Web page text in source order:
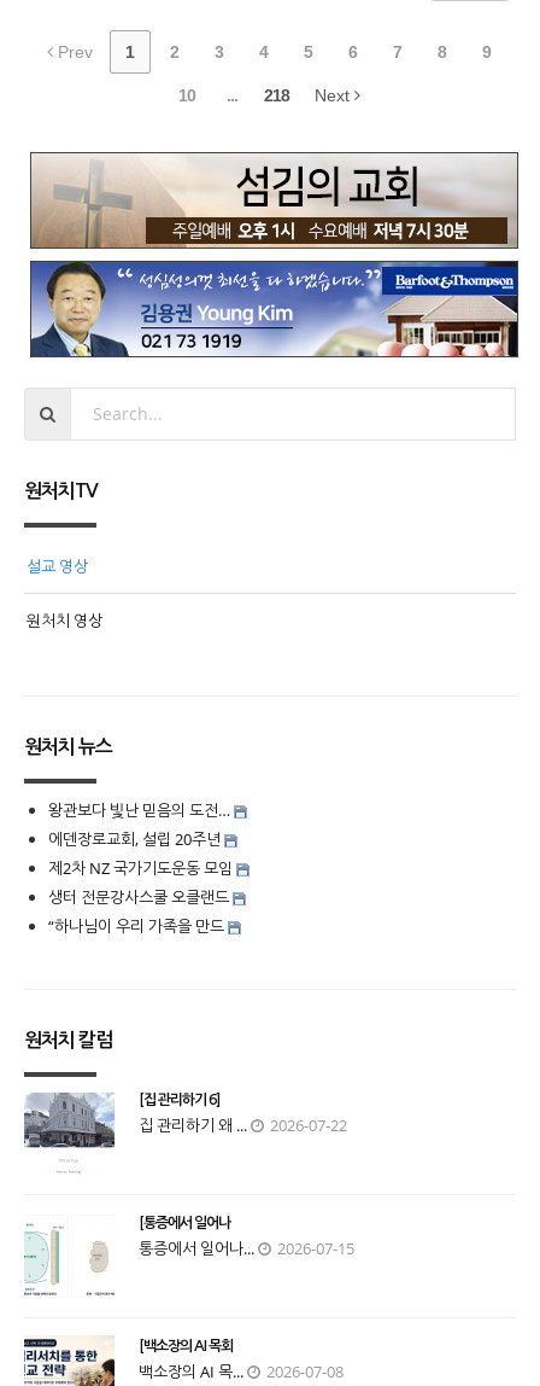
Prev 1 2 3 4 5 6 7 8 9
10 ... 218 Next
원처치TV
설교 영상
원처치 영상
원처치 뉴스
왕관보다 빛난 믿음의 도전…
에덴장로교회, 설립 20주년
제2차 NZ 국가기도운동 모임
생터 전문강사스쿨 오클랜드
“하나님이 우리 가족을 만드
원처치 칼럼
[집 관리하기 6]
집 관리하기 왜 ... 2026-07-22
[통증에서 일어나
통증에서 일어나... 2026-07-15
[백소장의 AI 목회
백소장의 AI 목... 2026-07-08